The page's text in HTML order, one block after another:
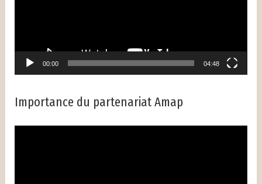
00:00 04:48
Importance du partenariat Amap